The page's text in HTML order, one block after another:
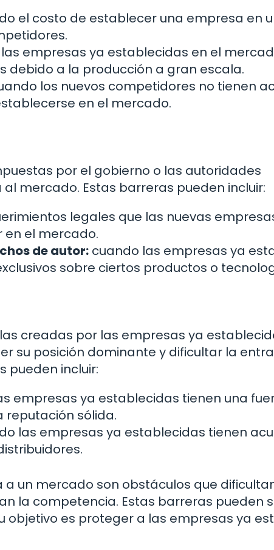
el costo de establecer una empresa en
empresas ya establecidas en el
debido a la producción a gran escala.
los nuevos competidores no tienen
en el mercado.
por el gobierno o las autoridades
mercado. Estas barreras pueden incluir:
legales que las nuevas
el mercado.
de autor: cuando las empresas ya
sobre ciertos productos o
creadas por las empresas ya
su posición dominante y dificultar la
pueden incluir:
empresas ya establecidas tienen una
reputación sólida.
las empresas ya establecidas tienen
un mercado son obstáculos que
la competencia. Estas barreras pueden
objetivo es proteger a las empresas ya